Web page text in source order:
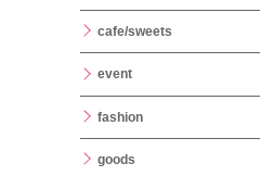
cafe/sweets
event
fashion
goods